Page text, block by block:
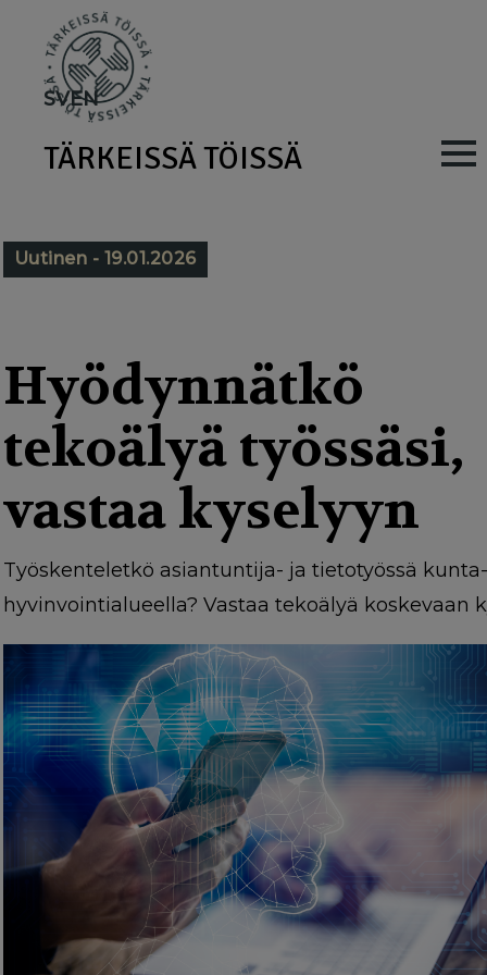
main
content
SVEN
TÄRKEISSÄ TÖISSÄ
i
g
a
t
i
o
n
Uutinen - 19.01.2026
Hyödynnätkö
tekoälyä työssäsi,
vastaa kyselyyn
Työskenteletkö asiantuntija- ja tietotyössä
hyvinvointialueella? Vastaa tekoälyä koskevaan